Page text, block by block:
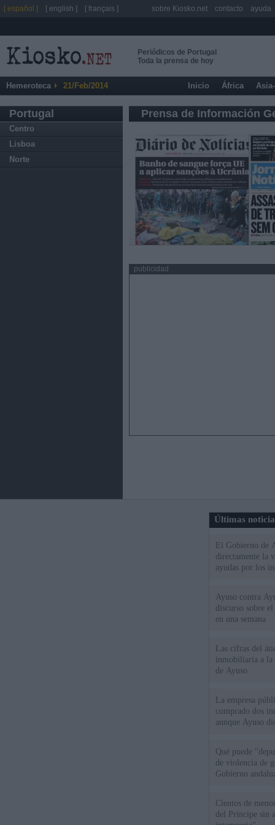
Periódicos de Portugal
Toda la prensa de hoy
Hemeroteca 21/Feb/2014 Inicio África
Portugal
Centro
Lisboa
Norte
Prensa de Información
publicidad
Últimas
El Gobierno de
directamente la
ayudas por los
Ayuso contra
discurso sobre
en una semana
Las cifras del
inmobiliaria a la
de Ayuso
La empresa
comprado dos
aunque Ayuso
Qué puede
de violencia de
Gobierno
Cientos de
del Príncipe sin
[ español ] [ english ] [ français ] sobre Kiosko.net contacto ayuda